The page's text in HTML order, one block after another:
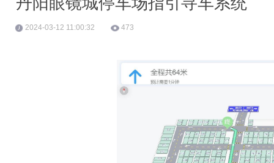
2024-03-12 11:00:32 473